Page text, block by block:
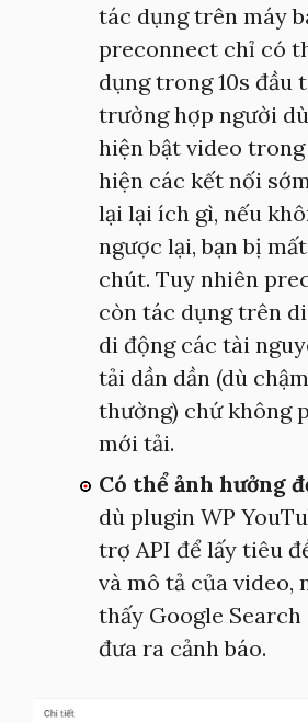
tác dụng trên máy
preconnect chỉ có
dụng trong 10s đầu
trường hợp người
hiện bật video trong
hiện các kết nối
lại lại ích gì, nếu
ngược lại, bạn bị
chút. Tuy nhiên
còn tác dụng trên
di động các tài
tải dần dần (dù
thường) chứ không
mới tải.
Có thể ảnh hưởng
dù plugin WP
trợ API để lấy tiêu
và mô tả của video,
thấy Google Search
đưa ra cảnh báo.